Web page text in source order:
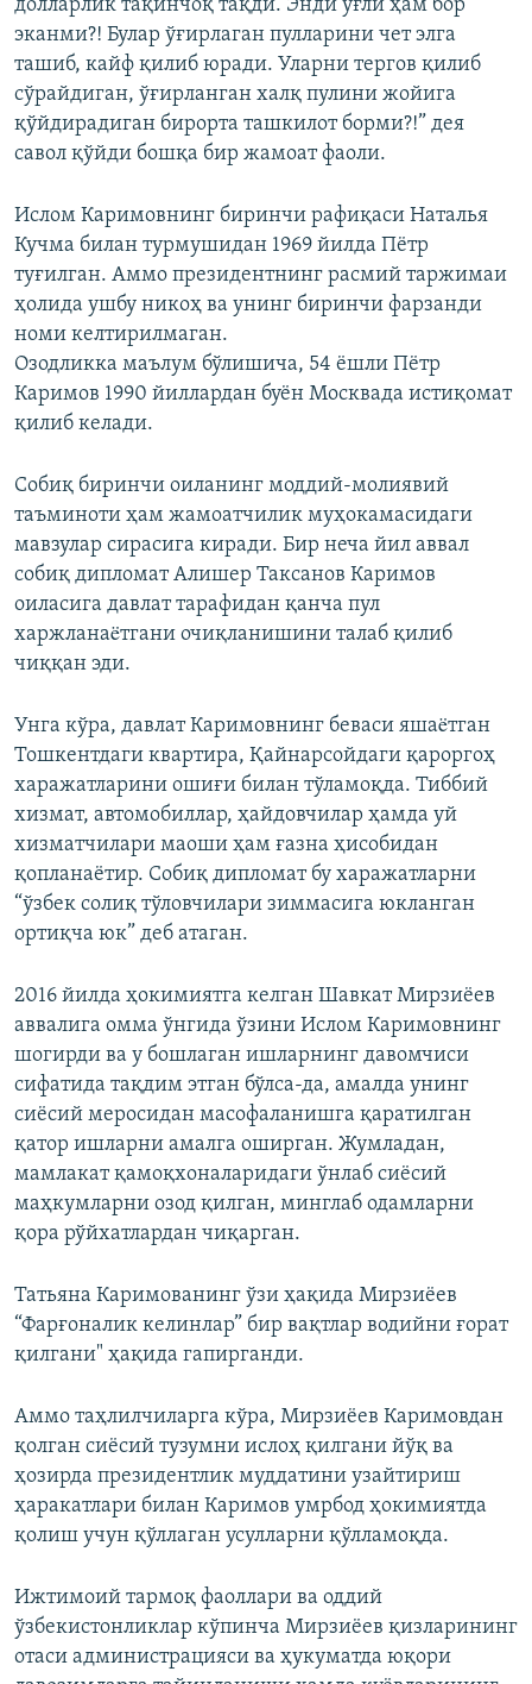
долларлик тақинчоқ тақди. Энди ўғли ҳам бор
эканми?! Булар ўғирлаган пулларини чет элга
ташиб, кайф қилиб юради. Уларни тергов қилиб
сўрайдиган, ўғирланган халқ пулини жойига
қўйдирадиган бирорта ташкилот борми?!” дея
савол қўйди бошқа бир жамоат фаоли.
Ислом Каримовнинг биринчи рафиқаси Наталья
Кучма билан турмушидан 1969 йилда Пётр
туғилган. Аммо президентнинг расмий таржимаи
ҳолида ушбу никоҳ ва унинг биринчи фарзанди
номи келтирилмаган.
Озодликка маълум бўлишича, 54 ёшли Пётр
Каримов 1990 йиллардан буён Москвада истиқомат
қилиб келади.
Собиқ биринчи оиланинг моддий-молиявий
таъминоти ҳам жамоатчилик муҳокамасидаги
мавзулар сирасига киради. Бир неча йил аввал
собиқ дипломат Алишер Таксанов Каримов
оиласига давлат тарафидан қанча пул
харжланаëтгани очиқланишини талаб қилиб
чиққан эди.
Унга кўра, давлат Каримовнинг беваси яшаëтган
Тошкентдаги квартира, Қайнарсойдаги қароргоҳ
харажатларини ошиғи билан тўламоқда. Тиббий
хизмат, автомобиллар, ҳайдовчилар ҳамда уй
хизматчилари маоши ҳам ғазна ҳисобидан
қопланаётир. Собиқ дипломат бу харажатларни
“ўзбек солиқ тўловчилари зиммасига юкланган
ортиқча юк” деб атаган.
2016 йилда ҳокимиятга келган Шавкат Мирзиёев
аввалига омма ўнгида ўзини Ислом Каримовнинг
шогирди ва у бошлаган ишларнинг давомчиси
сифатида тақдим этган бўлса-да, амалда унинг
сиёсий меросидан масофаланишга қаратилган
қатор ишларни амалга оширган. Жумладан,
мамлакат қамоқхоналаридаги ўнлаб сиёсий
маҳкумларни озод қилган, минглаб одамларни
қора рўйхатлардан чиқарган.
Татьяна Каримованинг ўзи ҳақида Мирзиёев
“Фарғоналик келинлар” бир вақтлар водийни ғорат
қилгани" ҳақида гапирганди.
Аммо таҳлилчиларга кўра, Мирзиёев Каримовдан
қолган сиёсий тузумни ислоҳ қилгани йўқ ва
ҳозирда президентлик муддатини узайтириш
ҳаракатлари билан Каримов умрбод ҳокимиятда
қолиш учун қўллаган усулларни қўлламоқда.
Ижтимоий тармоқ фаоллари ва оддий
ўзбекистонликлар кўпинча Мирзиёев қизларининг
отаси администрацияси ва ҳукуматда юқори